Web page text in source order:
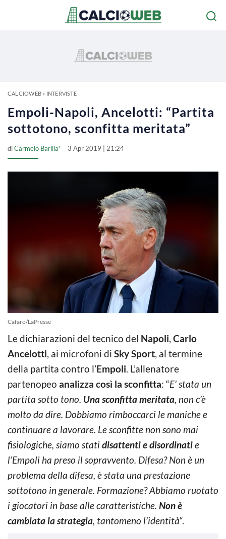
CALCIOWEB» INTERVISTE
Empoli-Napoli, Ancelotti: “Partita
sottotono, sconfitta meritata”
diCarmelo Barilla' 3 Apr 2019 | 21:24
Cafaro/LaPresse
Le dichiarazioni del tecnico del Napoli, Carlo
Ancelotti, ai microfoni di Sky Sport, al termine
della partita contro l’Empoli. L’allenatore
partenopeo analizza così la sconfitta: “E’ stata un
partita sotto tono. Una sconfitta meritata, non c’è
molto da dire. Dobbiamo rimboccarci le maniche e
continuare a lavorare. Le sconfitte non sono mai
fisiologiche, siamo statidisattenti e disordinatie
l’Empoli ha preso il sopravvento. Difesa? Non è un
problema della difesa, è stata una prestazione
sottotono in generale. Formazione? Abbiamo ruotato
i giocatori in base alle caratteristiche. Non è
cambiata la strategia, tantomeno l’identità“.